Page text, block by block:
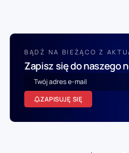
BĄDŹ NA BIEŻĄCO Z
Zapisz się do naszego
ZAPISUJĘ SIĘ